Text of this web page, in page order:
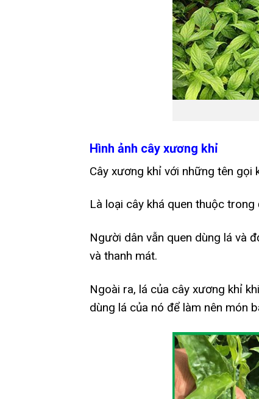
Hình ảnh cây xương khỉ
Cây xương khỉ với những tên gọi
Là loại cây khá quen thuộc
Người dân vẫn quen dùng lá và
và thanh mát.
Ngoài ra, lá của cây xương khỉ
dùng lá của nó để làm nên món